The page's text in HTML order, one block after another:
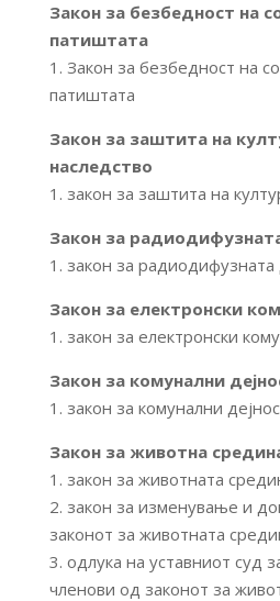
Закон за безбедност на
патиштата
1. Закон за безбедност на
патиштата
Закон за заштита на
наследство
1. закон за заштита на
Закон за
1. закон за радиодифузната
Закон за електронски
1. закон за електронски
Закон за комунални
1. закон за комунални
Закон за животна
1. закон за животната
2. закон за изменување и
законот за животната
3. одлука на уставниот суд
членови од законот за